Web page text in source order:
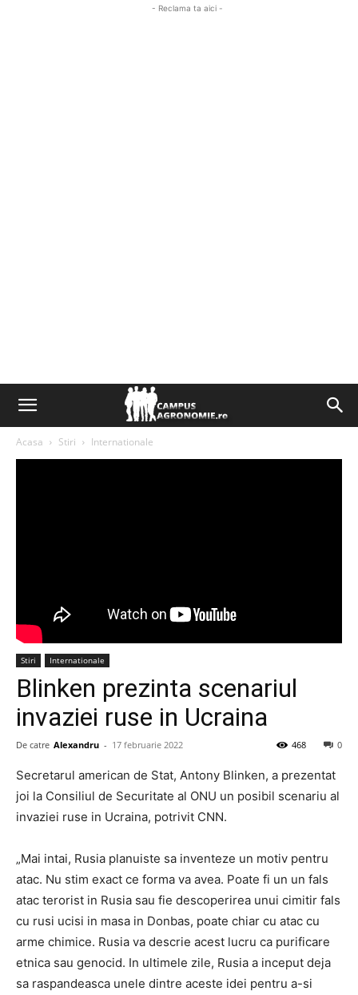
- Reclama ta aici -
Acasa Stiri Internationale
Stiri Internationale
Blinken prezinta scenariul
invaziei ruse in Ucraina
De catre Alexandru - 17 februarie 2022 0
468
Secretarul american de Stat, Antony Blinken, a prezentat
joi la Consiliul de Securitate al ONU un posibil scenariu al
invaziei ruse in Ucraina, potrivit CNN.
„Mai intai, Rusia planuiste sa inventeze un motiv pentru
atac. Nu stim exact ce forma va avea. Poate fi un un fals
atac terorist in Rusia sau fie descoperirea unui cimitir fals
cu rusi ucisi in masa in Donbas, poate chiar cu atac cu
arme chimice. Rusia va descrie acest lucru ca purificare
etnica sau genocid. In ultimele zile, Rusia a inceput deja
sa raspandeasca unele dintre aceste idei pentru a-si